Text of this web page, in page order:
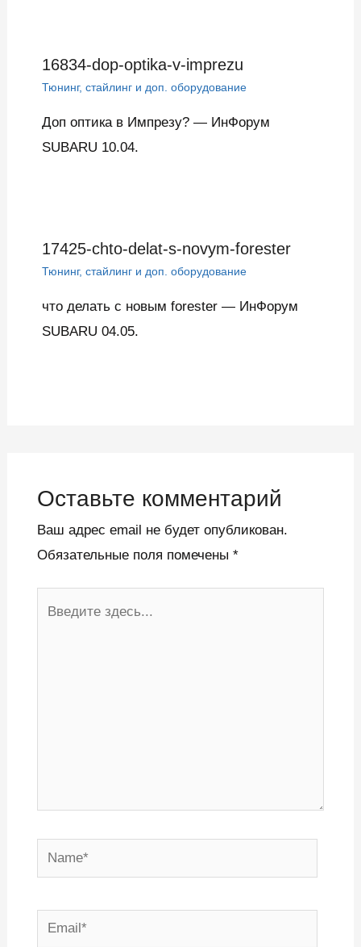
16834-dop-optika-v-imprezu
Тюнинг, стайлинг и доп. оборудование
Доп оптика в Импрезу? — ИнФорум
SUBARU 10.04.
17425-chto-delat-s-novym-forester
Тюнинг, стайлинг и доп. оборудование
что делать с новым forester — ИнФорум
SUBARU 04.05.
Оставьте комментарий
Ваш адрес email не будет опубликован.
Обязательные поля помечены *
Name*
Email*